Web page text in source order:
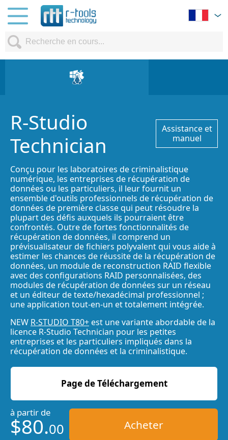
R-Studio
Technician
Assistance et
manuel
Conçu pour les laboratoires de criminalistique
numérique, les entreprises de récupération de
données ou les particuliers, il leur fournit un
ensemble d'outils professionnels de récupération de
données de première classe qui peut résoudre la
plupart des défis auxquels ils pourraient être
confrontés. Outre de fortes fonctionnalités de
récupération de données, il comprend un
prévisualisateur de fichiers polyvalent qui vous aide à
estimer les chances de réussite de la récupération de
données, un module de reconstruction RAID flexible
avec des configurations RAID personnalisées, des
modules de récupération de données sur un réseau
et un éditeur de texte/hexadécimal professionnel ;
une application tout-en-un et totalement intégrée.
NEW R-STUDIO T80+ est une variante abordable de la
licence R-Studio Technician pour les petites
entreprises et les particuliers impliqués dans la
récupération de données et la criminalistique.
Page de Téléchargement
à partir de
$80.00 Acheter